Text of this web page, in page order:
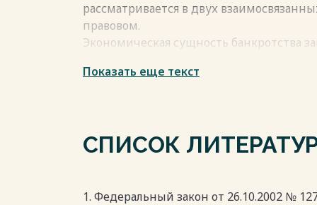
Весь текст будет доступен
рассматривается в двух
правовом.
Экономическая сущность банкротства
потоки, достаточные для покрытия своих
банкротство — это финальная стадия
прибыль. Экономический подход
Показать еще текст
СПИСОК
1. Федеральный закон от 26.10.2002 №